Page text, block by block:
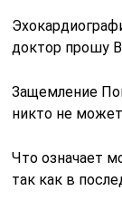
доктор прошу
Защемление
никто не
Что означает
так как в